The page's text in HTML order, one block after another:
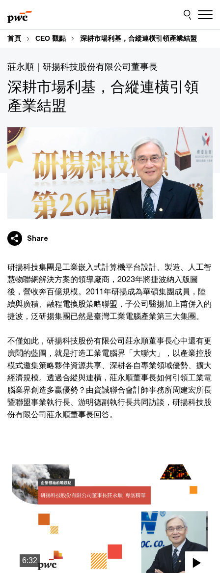
to
content
to
footer
首頁 CEO 觀點 深耕市場利基，合縱連橫引領產業結盟
莊永順｜研揚科技股份有限公司董事長
深耕市場利基，合縱連橫引領
產業結盟
Share
研揚科技集團是工業嵌入式計算機平台設計、製造、人工智
慧物聯網解決方案的領導廠商，2023年將捷波納入版圖
後，營收奔百億規模。2011年研揚成為華碩集團成員，陸
續與廣積、融程電換股策略聯盟，子公司醫揚加上甫併入的
捷波，泛研揚集團已然是臺灣工業電腦產業第三大集團。
不僅如此，研揚科技股份有限公司莊永順董事長心中還有更
廣闊的藍圖，就是打造工業電腦界「大聯大」，以產業控股
模式邀集策略夥伴資源共享、深耕各自專業領域優勢、擴大
經濟規模。透過合縱與連橫，莊永順董事長如何引領工業電
腦業界創造多贏優勢？由資誠聯合會計師事務所周建宏所長
暨聯盟事業執行長、游明德副執行長共同訪談，研揚科技股
份有限公司莊永順董事長回答。
返回索引：
6:32